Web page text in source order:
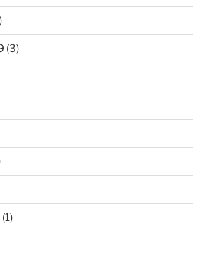
(3)
(1)